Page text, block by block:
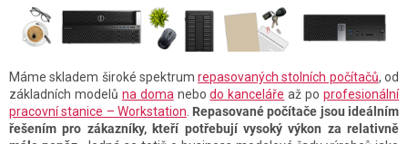
Máme skladem široké spektrumrepasovaných stolních počítačů, od
základních modelů na doma nebodo kanceláře až poprofesionální
pracovní stanice – Workstation Repasované počítače jsou ideálním
řešením pro zákazníky, kteří potřebují vysoký výkon za relativně